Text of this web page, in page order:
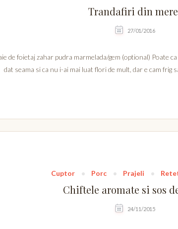
Trandafiri din mere
27/01/2016
de foietaj zahar pudra marmelada/gem (optional) Poate
dat seama si ca nu i-ai mai luat flori de mult, dar e cam frig
Cuptor Porc Prajeli
Chiftele aromate si sos
24/11/2015